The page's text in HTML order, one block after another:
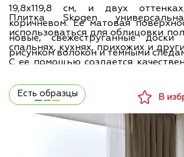
19,8х119,8 см, и двух
коричневом. Ее матовая
новые, свежеструганные
рисунком волокон и темными
Плитка Skogen
использоваться для облицовки
спальнях, кухнях, прихожих и
С ее помощью создается
Коллекция гармонично
стилевые направления, от
минимализма до неоклассики. В
цветового решения интерьера
светлый или темный оттенок, а
Есть образцы В